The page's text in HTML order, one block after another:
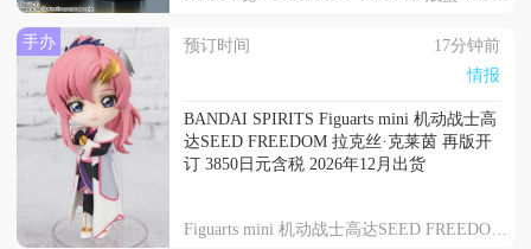
手办 预订时间
17分钟前
情报
BANDAI SPIRITS Figuarts mini 机动战士高
达SEED FREEDOM 拉克丝·克莱茵 再版开
订 3850日元含税 2026年12月出货